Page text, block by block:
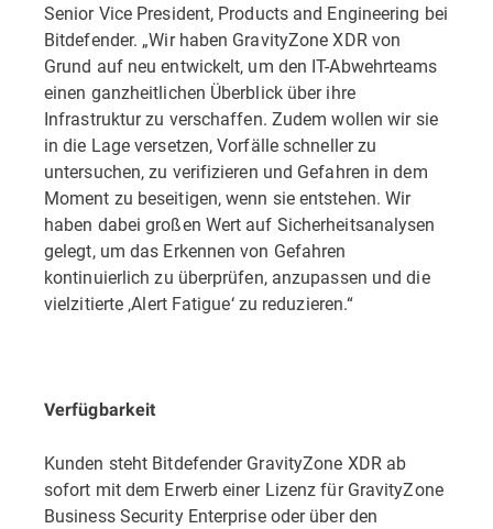
Senior Vice President, Products and Engineering bei
Bitdefender. „Wir haben GravityZone XDR von
Grund auf neu entwickelt, um den IT-Abwehrteams
einen ganzheitlichen Überblick über ihre
Infrastruktur zu verschaffen. Zudem wollen wir sie
in die Lage versetzen, Vorfälle schneller zu
untersuchen, zu verifizieren und Gefahren in dem
Moment zu beseitigen, wenn sie entstehen. Wir
haben dabei großen Wert auf Sicherheitsanalysen
gelegt, um das Erkennen von Gefahren
kontinuierlich zu überprüfen, anzupassen und die
vielzitierte ‚Alert Fatigue‘ zu reduzieren.“
Verfügbarkeit
Kunden steht Bitdefender GravityZone XDR ab
sofort mit dem Erwerb einer Lizenz für GravityZone
Business Security Enterprise oder über den